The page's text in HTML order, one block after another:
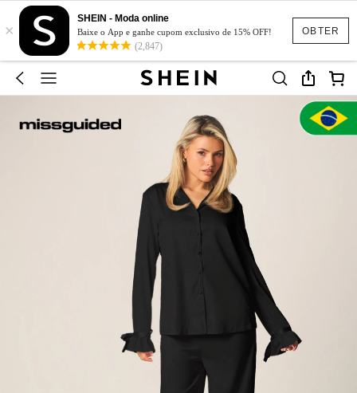
OBTER
×
SHEIN - Moda online
Baixe o App e ganhe cupom exclusivo de 15% OFF!
(2,847)